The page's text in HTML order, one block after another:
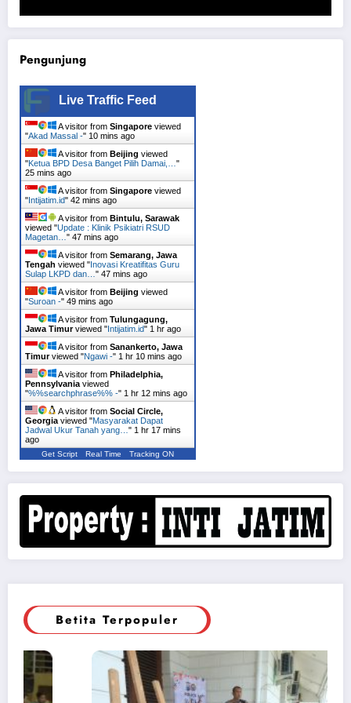
Pengunjung
Live Traffic Feed
A visitor from Singapore viewed
"Akad Massal -" 10 mins ago
A visitor from Beijing viewed
"Ketua BPD Desa Banget Pilih Damai,… "
25 mins ago
A visitor from Singapore viewed
"Intijatim.id" 42 mins ago
A visitor from Bintulu, Sarawak
viewed "Update : Klinik Psikiatri RSUD
Magetan… " 47 mins ago
A visitor from Semarang, Jawa
Tengah viewed "Inovasi Kreatifitas Guru
Sulap LKPD dan… " 47 mins ago
A visitor from Beijing viewed
"Suroan -" 49 mins ago
A visitor from Tulungagung,
Jawa Timurviewed "Intijatim.id" 1 hr ago
A visitor from Sanankerto, Jawa
Timurviewed "Ngawi -" 1 hr 10 mins ago
A visitor from Philadelphia,
Pennsylvania viewed
"%%searchphrase%% -" 1 hr 12 mins ago
A visitor from Social Circle,
Georgia viewed "Masyarakat Dapat
Jadwal Ukur Tanah yang… " 1 hr 17 mins
ago
Get Script Real Time Tracking ON
Betita Terpopuler